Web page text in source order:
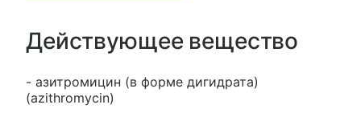
Действующее вещество
- азитромицин (в форме дигидрата)
(azithromycin)